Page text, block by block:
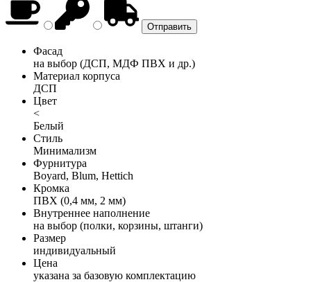
Фасад
на выбор (ДСП, МДФ ПВХ и др.)
Материал корпуса
ДСП
Цвет
<
Белый
Стиль
Минимализм
Фурнитура
Boyard, Blum, Hettich
Кромка
ПВХ (0,4 мм, 2 мм)
Внутреннее наполнение
на выбор (полки, корзины, штанги)
Размер
индивидуальный
Цена
указана за базовую комплектацию